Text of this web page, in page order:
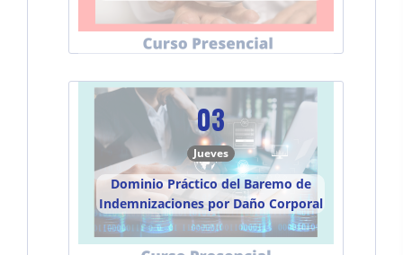
03
Jueves
Dominio Práctico del Baremo de
Indemnizaciones por Daño Corporal